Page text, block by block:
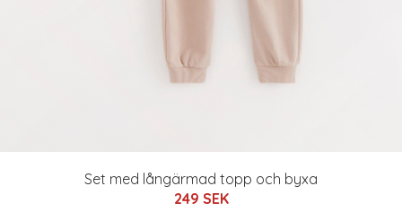
Set med långärmad topp och byxa
249 SEK